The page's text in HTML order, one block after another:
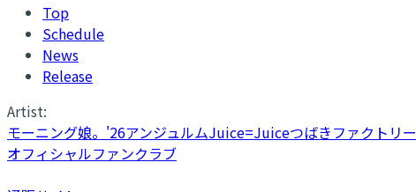
Top
Schedule
News
Release
Artist:
モーニング娘。'26アンジュルムJuice=Juiceつばきファクトリー
オフィシャルファンクラブ